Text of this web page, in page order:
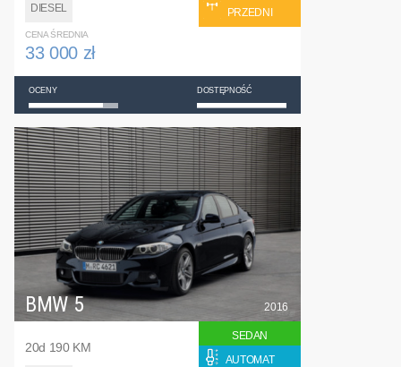
DIESEL
PRZEDNI
CENA ŚREDNIA
33 000 zł
OCENY DOSTĘPNOŚĆ
BMW 5
20d 190 KM
2016
SEDAN
AUTOMAT